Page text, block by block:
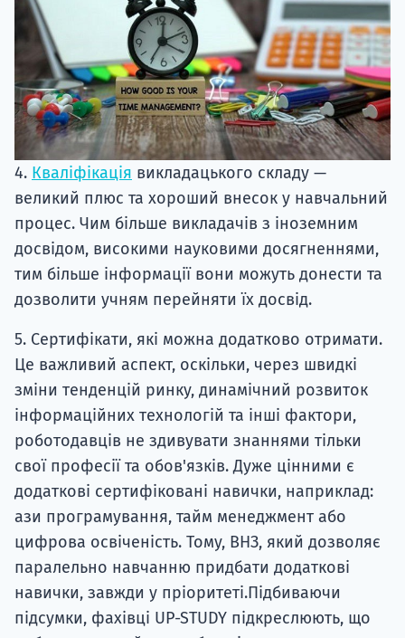
4. Кваліфікація викладацького складу —
великий плюс та хороший внесок у навчальний
процес. Чим більше викладачів з іноземним
досвідом, високими науковими досягненнями,
тим більше інформації вони можуть донести та
дозволити учням перейняти їх досвід.
5. Сертифікати, які можна додатково отримати.
Це важливий аспект, оскільки, через швидкі
зміни тенденцій ринку, динамічний розвиток
інформаційних технологій та інші фактори,
роботодавців не здивувати знаннями тільки
свої професії та обов'язків. Дуже цінними є
додаткові сертифіковані навички, наприклад:
ази програмування, тайм менеджмент або
цифрова освіченість. Тому, ВНЗ, який дозволяє
паралельно навчанню придбати додаткові
навички, завжди у пріоритеті.Підбиваючи
підсумки, фахівці UP-STUDY підкреслюють, що